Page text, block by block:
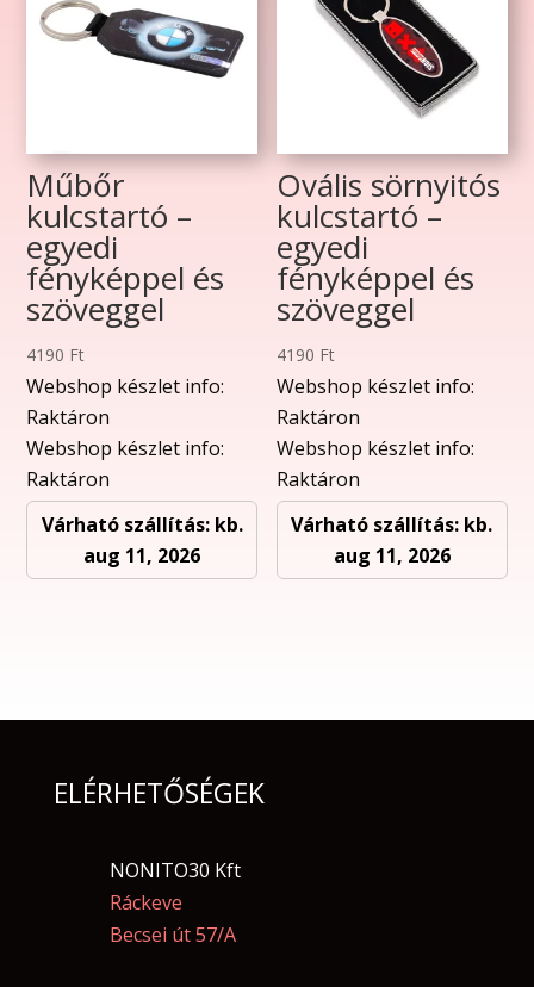
Műbőr
kulcstartó –
egyedi
fényképpel és
szöveggel
4190 Ft
Webshop készlet info:
Raktáron
Webshop készlet info:
Raktáron
Várható szállítás: kb.
aug 11, 2026
Ovális sörnyitós
kulcstartó –
egyedi
fényképpel és
szöveggel
4190 Ft
Webshop készlet info:
Raktáron
Webshop készlet info:
Raktáron
Várható szállítás: kb.
aug 11, 2026
ELÉRHETŐSÉGEK
NONITO30 Kft
Ráckeve
Becsei út 57/A